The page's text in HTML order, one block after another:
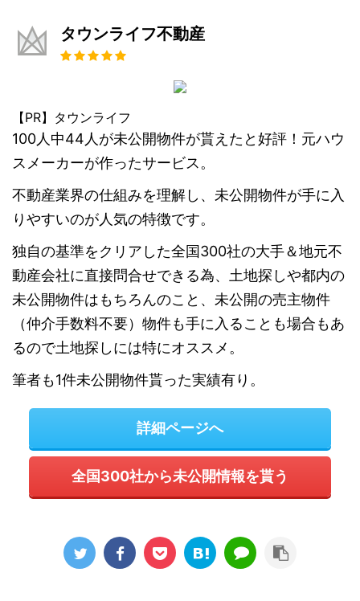
タウンライフ不動産
【PR】タウンライフ
100人中44人が未公開物件が貰えたと好評！元ハウ
スメーカーが作ったサービス。
不動産業界の仕組みを理解し、未公開物件が手に入
りやすいのが人気の特徴です。
独自の基準をクリアした全国300社の大手＆地元不
動産会社に直接問合せできる為、土地探しや都内の
未公開物件はもちろんのこと、未公開の売主物件
（仲介手数料不要）物件も手に入ることも場合もあ
るので土地探しには特にオススメ。
筆者も1件未公開物件貰った実績有り。
詳細ページへ
全国300社から未公開情報を貰う